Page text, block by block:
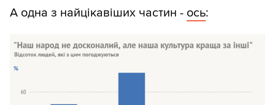
А одна з найцікавіших частин - ось: